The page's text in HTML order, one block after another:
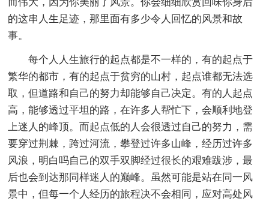
而伟大，因为你美丽了风景。你会细细欣赏回味你身后
的这串人生足迹，那里面有多少令人回忆的风景和故
事。
每个人人生旅行的起点都是不一样的，有的起点于
繁华的都市，有的起点于贫穷的山村，起点谁都无法选
取，但道路和自己的努力却能够自己决定。有的人起点
高，能够透过平坦的路，在许多人帮忙下，会顺利地登
上迷人的峰顶。而起点低的人会很透过自己的努力，需
要穿过荆棘，跨过河流，攀登过许多山峰，经历过许多
风浪，明白吗自己的双手双脚经过很长的艰难跋涉，最
后也会到达那同样迷人的巅峰。虽然可能是站在同一风
景中，但每一个人经历的旅程决不会相同，应对高处风